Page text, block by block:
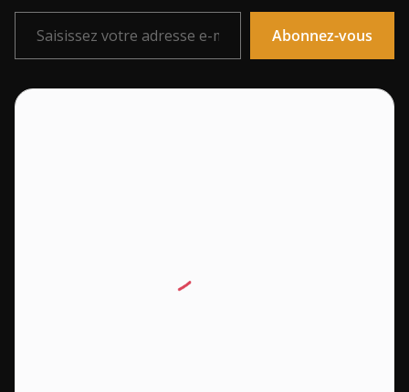
Saisissez votre adresse e-mail…
Abonnez-vous